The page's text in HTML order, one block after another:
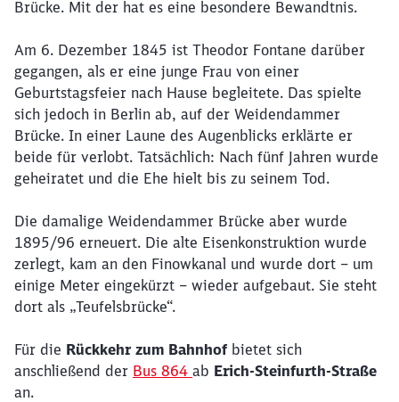
Brücke. Mit der hat es eine besondere Bewandtnis.
Am 6. Dezember 1845 ist Theodor Fontane darüber
gegangen, als er eine junge Frau von einer
Geburtstagsfeier nach Hause begleitete. Das spielte
sich jedoch in Berlin ab, auf der Weidendammer
Brücke. In einer Laune des Augenblicks erklärte er
beide für verlobt. Tatsächlich: Nach fünf Jahren wurde
geheiratet und die Ehe hielt bis zu seinem Tod.
Die damalige Weidendammer Brücke aber wurde
1895/96 erneuert. Die alte Eisenkonstruktion wurde
zerlegt, kam an den Finowkanal und wurde dort – um
einige Meter eingekürzt – wieder aufgebaut. Sie steht
dort als „Teufelsbrücke“.
Für die Rückkehr zum Bahnhof bietet sich
anschließend der Bus 864 ab Erich-Steinfurth-Straße
an.